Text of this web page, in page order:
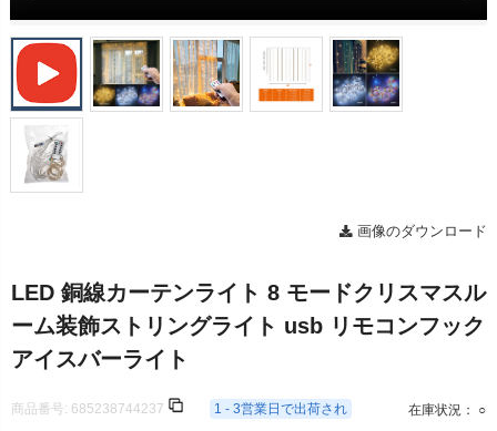
画像のダウンロード
LED 銅線カーテンライト 8 モードクリスマスル
ーム装飾ストリングライト usb リモコンフック
アイスバーライト
商品番号: 685238744237 1 - 3営業日で出荷され 在庫状況： ○